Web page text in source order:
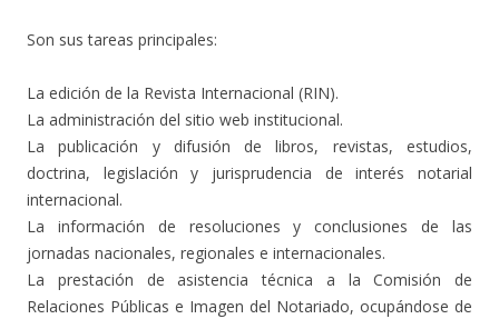
Son sus tareas principales:
La edición de la Revista Internacional (RIN).
La administración del sitio web institucional.
La publicación y difusión de libros, revistas, estudios,
doctrina, legislación y jurisprudencia de interés notarial
internacional.
La información de resoluciones y conclusiones de las
jornadas nacionales, regionales e internacionales.
La prestación de asistencia técnica a la Comisión de
Relaciones Públicas e Imagen del Notariado, ocupándose de